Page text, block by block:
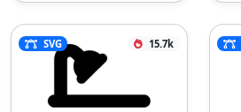
SVG 15.7k